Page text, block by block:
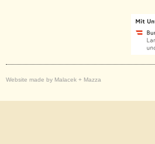
Website made by Malacek + Mazza